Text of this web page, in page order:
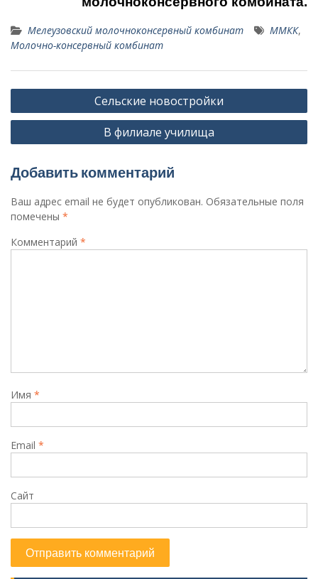
Мелеузовский молочноконсервный комбинат ММКК,
Молочно-консервный комбинат
Навигация
по
Сельские новостройки
В филиале училища
Добавить комментарий
Ваш адрес email не будет опубликован. Обязательные поля
помечены *
Комментарий *
Имя *
Email *
Сайт